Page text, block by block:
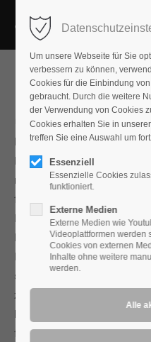
Faraday A II
Das Faraday A ist benannt
Naturforscher Michael
magnetische Induktion
für die Erzeugung und
Im Faraday A kommen vier
Einsatz, die in einer
Innenwiderstand und
sorgen. So kommen
zum Lautsprecher, ohne den
belasten. Das Kabel ist
formbar, so dass es auch
Um unsere Webseite für Sie
verbessern zu können,
Cookies für die Einbindung
gebraucht. Durch die weitere
der Verwendung von Cookies
Cookies erhalten Sie in unserer
treffen Sie eine Auswahl um
Essenziell
Essenzielle Cookies
funktioniert.
Externe Medien
Externe Medien wie
Videoplattformen werden
Cookies von externen
Inhalte ohne weitere
werden.